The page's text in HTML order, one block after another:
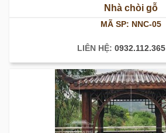
Nhà chòi gỗ
MÃ SP: NNC-05
LIÊN HỆ: 0932.112.365